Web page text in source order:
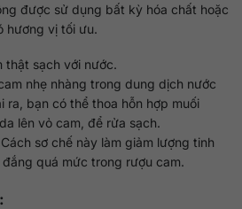
được sử dụng bất kỳ hóa chất hoặc
hương vị tối ưu.
thật sạch với nước.
nhẹ nhàng trong dung dịch nước
ra, bạn có thể thoa hỗn hợp muối
lên vỏ cam, để rửa sạch.
sơ chế này làm giảm lượng tinh
quá mức trong rượu cam.